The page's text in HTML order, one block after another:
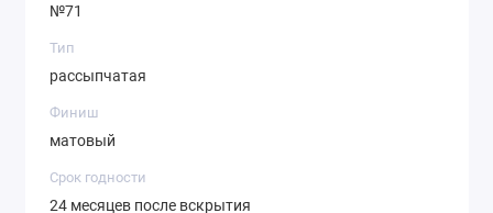
№71
Тип
рассыпчатая
Финиш
матовый
Срок годности
24 месяцев после вскрытия